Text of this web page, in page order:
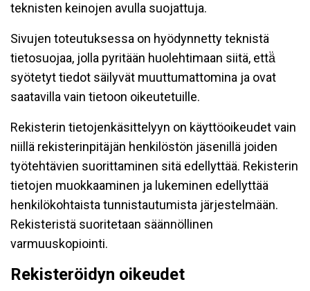
teknisten keinojen avulla suojattuja.
Sivujen toteutuksessa on hyödynnetty teknistä
tietosuojaa, jolla pyritään huolehtimaan siitä, että̈
syötetyt tiedot säilyvät muuttumattomina ja ovat
saatavilla vain tietoon oikeutetuille.
Rekisterin tietojenkäsittelyyn on käyttöoikeudet vain
niillä rekisterinpitäjän henkilöstön jäsenillä joiden
työtehtävien suorittaminen sitä edellyttää. Rekisterin
tietojen muokkaaminen ja lukeminen edellyttää
henkilökohtaista tunnistautumista järjestelmään.
Rekisteristä suoritetaan säännöllinen
varmuuskopiointi.
Rekisteröidyn oikeudet